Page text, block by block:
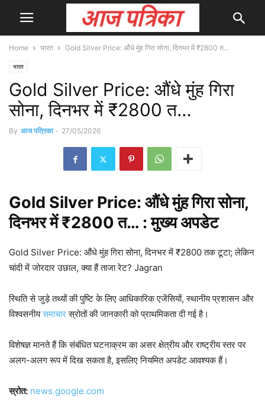
Home भारत Gold Silver Price: औंधे मुंह गिरा सोना, दिनभर में ₹2800 त…
भारत
Gold Silver Price: औंधे मुंह गिरा
सोना, दिनभर में ₹2800 त…
By आज पत्रिका - 27/05/2026
Gold Silver Price: औंधे मुंह गिरा सोना,
दिनभर में ₹2800 त… : मुख्यअपडेट
Gold Silver Price: औंधे मुंह गिरा सोना, दिनभर में ₹2800 तक टूटा; लेकिन
चांदी में जोरदार उछाल, क्या हैं ताजा रेट? Jagran
स्थिति से जुड़े तथ्यों की पुष्टि के लिए आधिकारिक एजेंसियों, स्थानीय प्रशासन और
विश्वसनीयसमाचारस्रोतों की जानकारी को प्राथमिकता दी गई है।
विशेषज्ञ मानते हैं कि संबंधित घटनाक्रम का असर क्षेत्रीय और राष्ट्रीय स्तर पर
अलग-अलग रूप में दिख सकता है, इसलिए नियमित अपडेट आवश्यक हैं।
स्रोत: news.google.com